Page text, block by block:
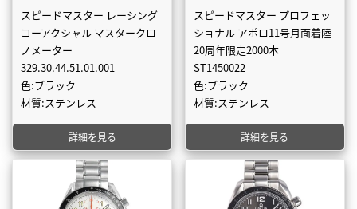
スピードマスター レーシング
コーアクシャル マスタークロ
ノメーター
329.30.44.51.01.001
色:ブラック
材質:ステンレス
詳細を見る
スピードマスター プロフェッ
ショナル アポロ11号月面着陸
20周年限定2000本
ST1450022
色:ブラック
材質:ステンレス
詳細を見る